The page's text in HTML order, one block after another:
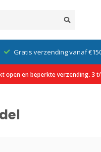
verzending vanaf €150 excl.
open en beperkte verzending. 3